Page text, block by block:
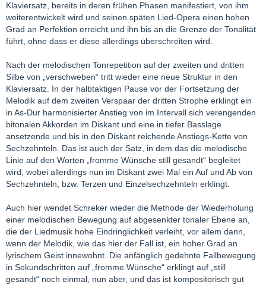
Klaviersatz, bereits in deren frühen Phasen manifestiert, von ihm
weiterentwickelt wird und seinen späten Lied-Opera einen hohen
Grad an Perfektion erreicht und ihn bis an die Grenze der Tonalität
führt, ohne dass er diese allerdings überschreiten wird.
Nach der melodischen Tonrepetition auf der zweiten und dritten
Silbe von „verschweben“ tritt wieder eine neue Struktur in den
Klaviersatz. In der halbtaktigen Pause vor der Fortsetzung der
Melodik auf dem zweiten Verspaar der dritten Strophe erklingt ein
in As-Dur harmonisierter Anstieg von im Intervall sich verengenden
bitonalen Akkorden im Diskant und eine in tiefer Basslage
ansetzende und bis in den Diskant reichende Anstiegs-Kette von
Sechzehnteln. Das ist auch der Satz, in dem das die melodische
Linie auf den Worten „fromme Wünsche still gesandt“ begleitet
wird, wobei allerdings nun im Diskant zwei Mal ein Auf und Ab von
Sechzehnteln, bzw. Terzen und Einzelsechzehnteln erklingt.
Auch hier wendet Schreker wieder die Methode der Wiederholung
einer melodischen Bewegung auf abgesenkter tonaler Ebene an,
die der Liedmusik hohe Eindringlichkeit verleiht, vor allem dann,
wenn der Melodik, wie das hier der Fall ist, ein hoher Grad an
lyrischem Geist innewohnt. Die anfänglich gedehnte Fallbewegung
in Sekundschritten auf „fromme Wünsche“ erklingt auf „still
gesandt“ noch einmal, nun aber, und das ist kompositorisch gut